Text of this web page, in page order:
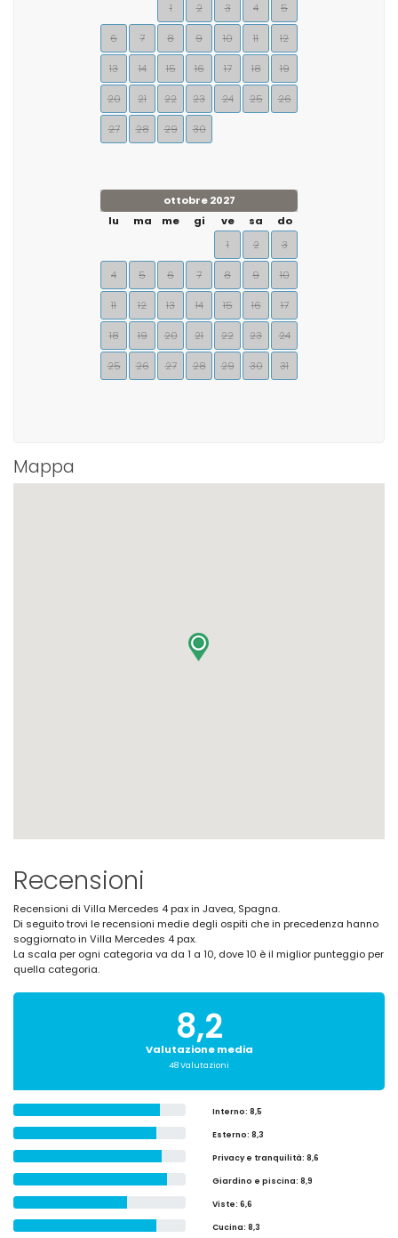
1 2 3 4 5
6 7 8 9 10 11 12
13 14 15 16 17 18 19
20 21 22 23 24 25 26
27 28 29 30
ottobre 2027
lu
ma me gi ve sa
do
1
2 3
4 5 6 7 8 9 10
11 12 13 14 15 16 17
18 19 20 21 22 23 24
25 26 27 28 29 30 31
Mappa
Recensioni
Recensioni di Villa Mercedes 4 pax in Javea, Spagna.
Di seguito trovi le recensioni medie degli ospiti che in precedenza hanno
soggiornato in Villa Mercedes 4 pax.
La scala per ogni categoria va da 1 a 10, dove 10 è il miglior punteggio per
quella categoria.
8,2
Valutazione media
48 Valutazioni
Interno: 8,5
Esterno: 8,3
Privacy e tranquilità: 8,6
Giardino e piscina: 8,9
Viste: 6,6
Cucina: 8,3